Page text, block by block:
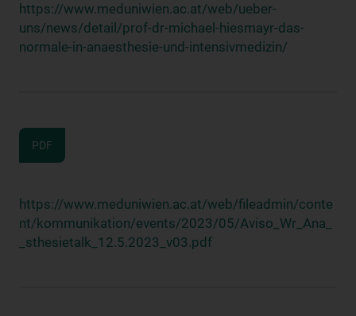
https://www.meduniwien.ac.at/web/ueber-
uns/news/detail/prof-dr-michael-hiesmayr-das-
normale-in-anaesthesie-und-intensivmedizin/
PDF
https://www.meduniwien.ac.at/web/fileadmin/conte
nt/kommunikation/events/2023/05/Aviso_Wr_Ana_
_sthesietalk_12.5.2023_v03.pdf